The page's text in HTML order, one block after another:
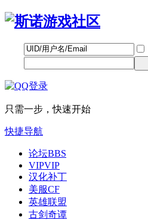
只需一步，快速开始
快捷导航
论坛BBS
VIPVIP
汉化补丁
美服CF
英雄联盟
古剑奇谭